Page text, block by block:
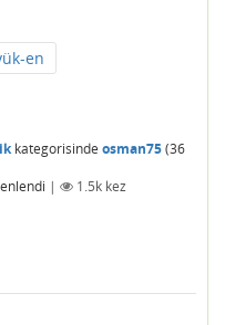
en
kategorisinde osman75(36
| 1.5k kez